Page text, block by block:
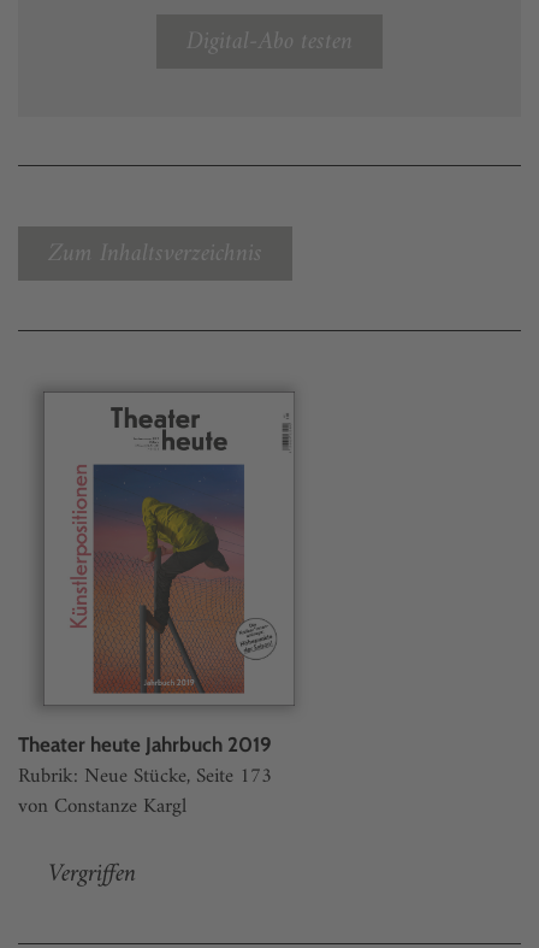
Digital-Abo testen
Zum Inhaltsverzeichnis
Theater heute Jahrbuch 2019
Rubrik: Neue Stücke, Seite 173
von Constanze Kargl
Vergriffen